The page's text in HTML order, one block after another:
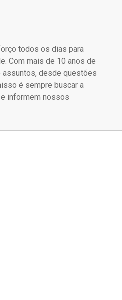
todos os dias para
Com mais de 10 anos de
assuntos, desde questões
é sempre buscar a
informem nossos